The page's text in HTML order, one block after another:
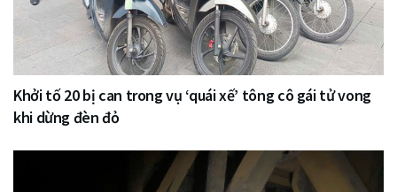
Khởi tố 20 bị can trong vụ ‘quái xế’ tông cô gái tử vong
khi dừng đèn đỏ